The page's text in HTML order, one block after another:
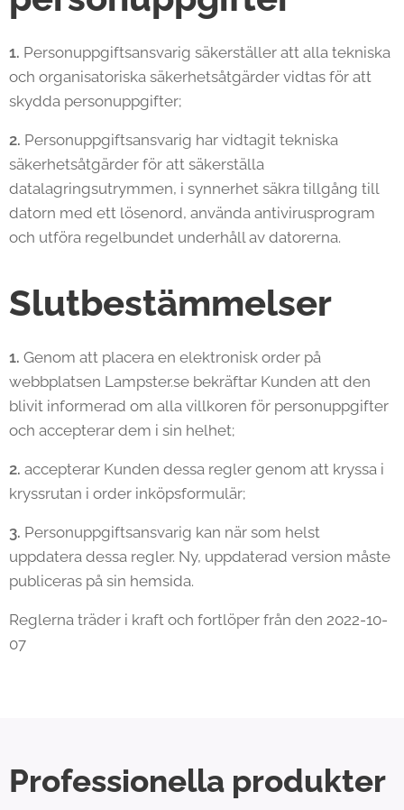
1. Personuppgiftsansvarig säkerställer att alla tekniska
och organisatoriska säkerhetsåtgärder vidtas för att
skydda personuppgifter;
2. Personuppgiftsansvarig har vidtagit tekniska
säkerhetsåtgärder för att säkerställa
datalagringsutrymmen, i synnerhet säkra tillgång till
datorn med ett lösenord, använda antivirusprogram
och utföra regelbundet underhåll av datorerna.
Slutbestämmelser
1. Genom att placera en elektronisk order på
webbplatsen Lampster.se bekräftar Kunden att den
blivit informerad om alla villkoren för personuppgifter
och accepterar dem i sin helhet;
2. accepterar Kunden dessa regler genom att kryssa i
kryssrutan i order inköpsformulär;
3. Personuppgiftsansvarig kan när som helst
uppdatera dessa regler. Ny, uppdaterad version måste
publiceras på sin hemsida.
Reglerna träder i kraft och fortlöper från den 2022-10-
07
Professionella produkter